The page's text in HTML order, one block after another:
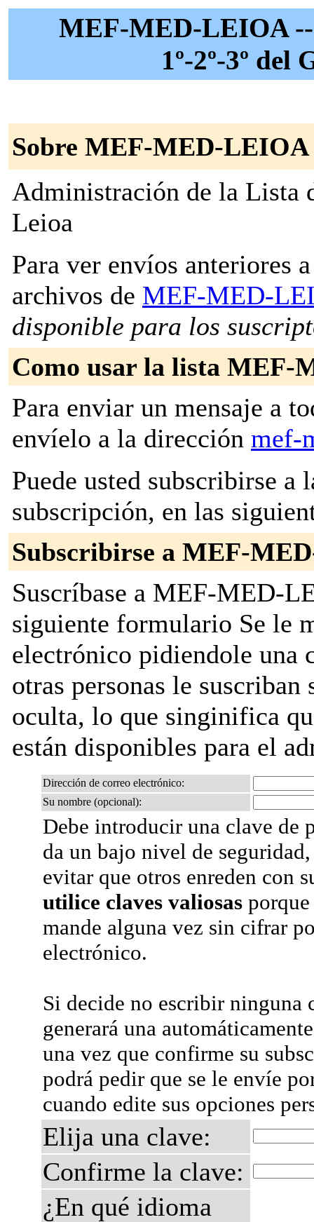
MEF-MED-LEIOA
1º-2º-3º
Sobre MEF-MED-LEIOA
Administración de la Lista
Leioa
Para ver envíos anteriores
archivos de MEF-MED-
disponible para los
Como usar la lista MEF-
Para enviar un mensaje a
envíelo a la dirección mef-
Puede usted subscribirse a
subscripción, en las
Subscribirse a MEF-
Suscríbase a MEF-MED-
siguiente formulario Se le
electrónico pidiendole una
otras personas le
oculta, lo que singinifica
están disponibles para el
Dirección de correo electrónico:
Su nombre (opcional):
Debe introducir una clave de
da un bajo nivel de
evitar que otros enreden con
utilice claves valiosas
mande alguna vez sin cifrar
electrónico.
Si decide no escribir ninguna
generará una
una vez que confirme su
podrá pedir que se le envíe
cuando edite sus opciones
Elija una clave:
Confirme la clave:
¿En qué idioma